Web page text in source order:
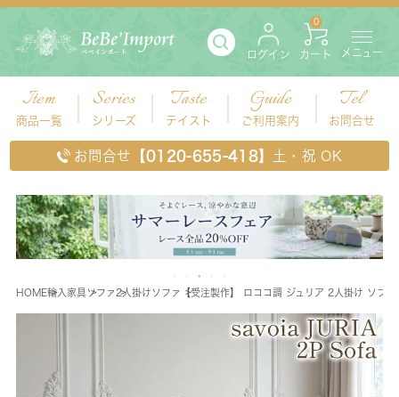
ログイン カート
0
メニュー
Item
商品一覧
Series
シリーズ
Taste
テイスト
Guide
ご利用案内
Tel
お問合せ
お問合せ 【0120-655-418】 土・祝 OK
HOME輸入家具 ソファ 2人掛けソファ 【受注製作】 ロココ調 ジュリア 2人掛け ソフ